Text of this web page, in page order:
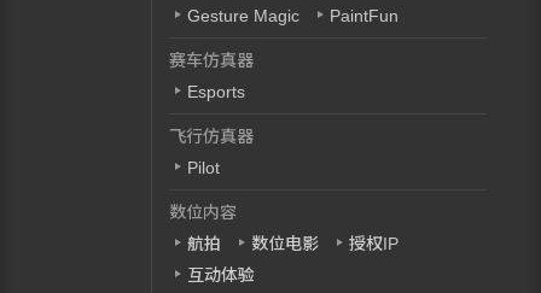
Gesture Magic
PaintFun
赛车仿真器
Esports
飞行仿真器
Pilot
数位内容
航拍
数位电影
授权IP
互动体验